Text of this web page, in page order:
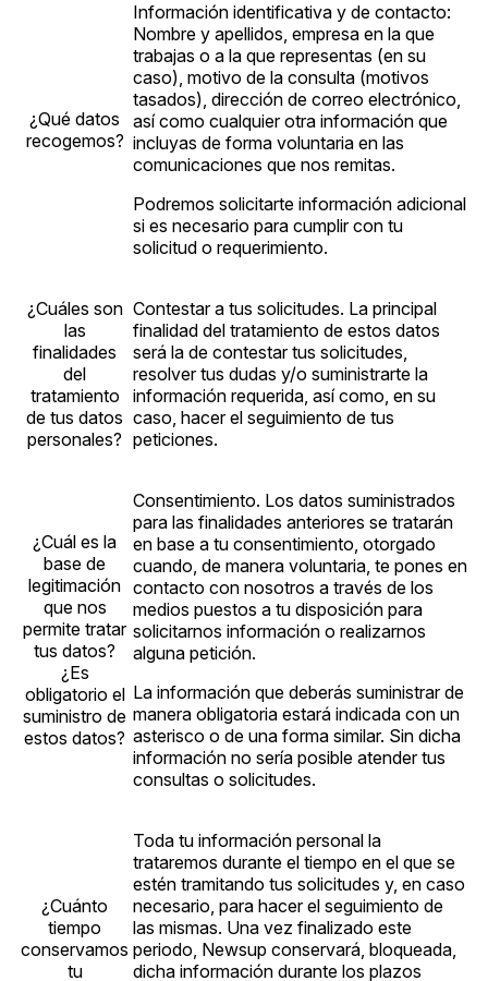
¿Qué datos
recogemos?
Información identificativa y de contacto:
Nombre y apellidos, empresa en la que
trabajas o a la que representas (en su
caso), motivo de la consulta (motivos
tasados), dirección de correo electrónico,
así como cualquier otra información que
incluyas de forma voluntaria en las
comunicaciones que nos remitas.
Podremos solicitarte información adicional
si es necesario para cumplir con tu
solicitud o requerimiento.
¿Cuáles son
las
finalidades
del
tratamiento
de tus datos
personales?
Contestar a tus solicitudes. La principal
finalidad del tratamiento de estos datos
será la de contestar tus solicitudes,
resolver tus dudas y/o suministrarte la
información requerida, así como, en su
caso, hacer el seguimiento de tus
peticiones.
¿Cuál es la
base de
legitimación
que nos
permite tratar
tus datos?
¿Es
obligatorio el
suministro de
estos datos?
Consentimiento. Los datos suministrados
para las finalidades anteriores se tratarán
en base a tu consentimiento, otorgado
cuando, de manera voluntaria, te pones en
contacto con nosotros a través de los
medios puestos a tu disposición para
solicitarnos información o realizarnos
alguna petición.
La información que deberás suministrar de
manera obligatoria estará indicada con un
asterisco o de una forma similar. Sin dicha
información no sería posible atender tus
consultas o solicitudes.
¿Cuánto
tiempo
conservamos
tu
Toda tu información personal la
trataremos durante el tiempo en el que se
estén tramitando tus solicitudes y, en caso
necesario, para hacer el seguimiento de
las mismas. Una vez finalizado este
periodo, Newsup conservará, bloqueada,
dicha información durante los plazos